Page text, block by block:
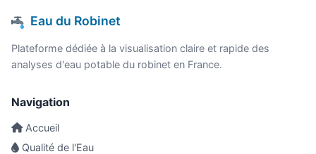
Eau du Robinet
Plateforme dédiée à la visualisation claire et rapide des
analyses d'eau potable du robinet en France.
Navigation
Accueil
Qualité de l'Eau